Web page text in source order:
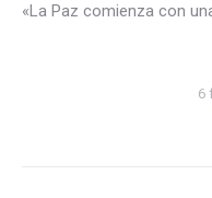
«La Paz comienza con
6